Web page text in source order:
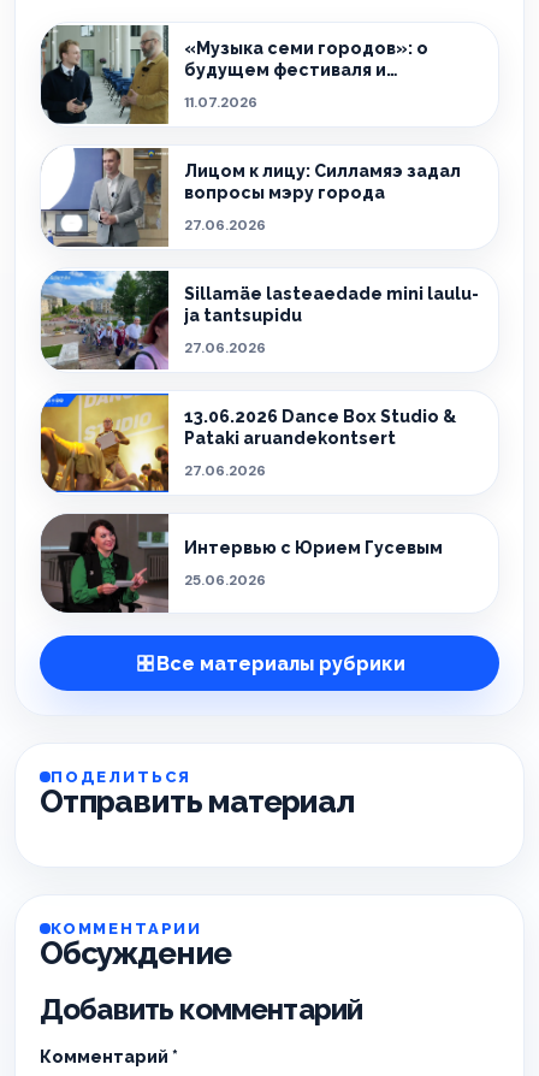
«Музыка семи городов»: о
будущем фестиваля и
11.07.2026
Лицом к лицу: Силламяэ задал
вопросы мэру города
27.06.2026
Sillamäe lasteaedade mini laulu-
ja tantsupidu
27.06.2026
13.06.2026 Dance Box Studio &
Pataki aruandekontsert
27.06.2026
Интервью с Юрием Гусевым
25.06.2026
Все материалы рубрики
ПОДЕЛИТЬСЯ
Отправить материал
КОММЕНТАРИИ
Обсуждение
Добавить комментарий
Комментарий *